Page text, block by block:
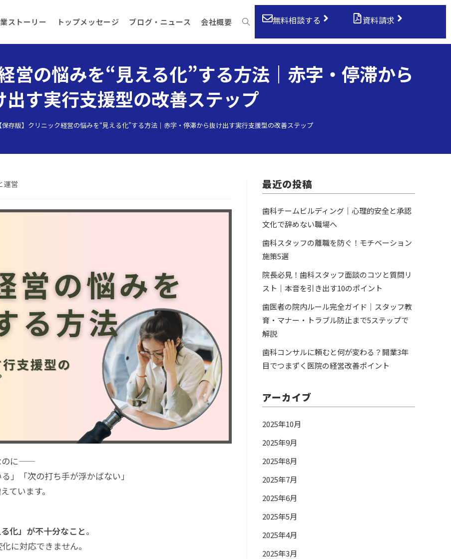
ストーリー トップメッセージ ブログ・ニュース 会社概要 無料相談する 資料請求
営の悩みを“見える化”する方法｜赤字・停滞から
出す実行支援型の改善ステップ
【保存版】クリニック経営の悩みを“見える化”する方法｜赤字・停滞から抜け出す実行支援型の改善ステップ
運営
のに——
」「次の打ち手が浮かばない」
ています。
る化」が不十分なこと。
に対応できません。
最近の投稿
歯科チームビルディング｜心理的安全と承認
文化で辞めない職場へ
歯科スタッフの離職を防ぐ！モチベーション
施策5選
院長必見！歯科スタッフ面談のコツと質問リ
スト｜本音を引き出す10のポイント
歯医者の院内ルール完全ガイド｜スタッフ教
育・マナー・トラブル防止まで5ステップで
解説
歯科コンサルに頼むと何が変わる？開業3年
目でつまずく医院の経営改善ポイント
アーカイブ
2025年10月
2025年9月
2025年8月
2025年7月
2025年6月
2025年5月
2025年4月
2025年3月